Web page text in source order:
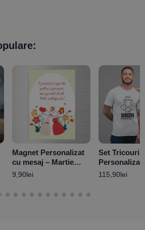
Magnet Personalizat
cu mesaj – Martie
10x15cm
9,90lei
Set Tricouri
Iubitul/Iubita
115,90lei